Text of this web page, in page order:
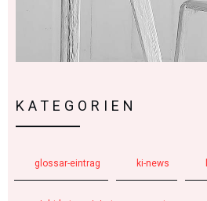
KATEGORIEN
glossar-eintrag ki-news